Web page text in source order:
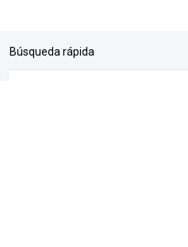
Búsqueda rápida